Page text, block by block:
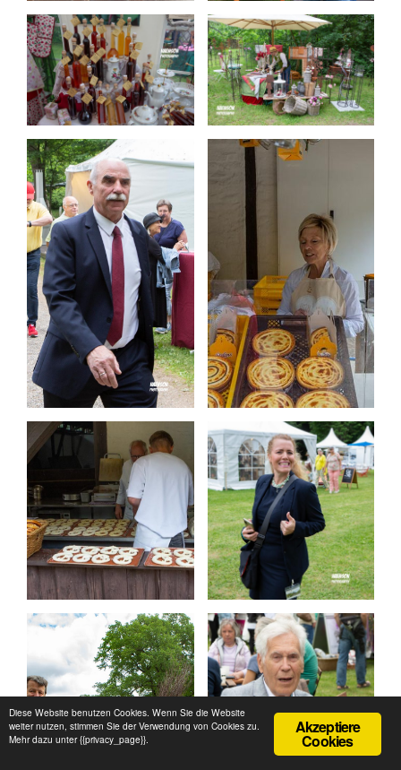
Akzeptiere
Cookies
Diese Website benutzen Cookies. Wenn Sie die Website
weiter nutzen, stimmen Sie der Verwendung von Cookies zu.
Mehr dazu unter {{privacy_page}}.